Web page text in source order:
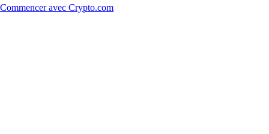
Commencer avec Crypto.com